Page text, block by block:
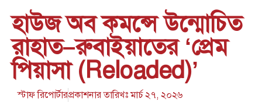
হাউজ অব কমন্সে উন্মোচিত
রাহাত–রুবাইয়াতের ‘প্রেম
পিয়াসা (Reloaded)’
স্টাফ রিপোর্টারপ্রকাশনার তারিখঃমার্চ ২৭, ২০২৬